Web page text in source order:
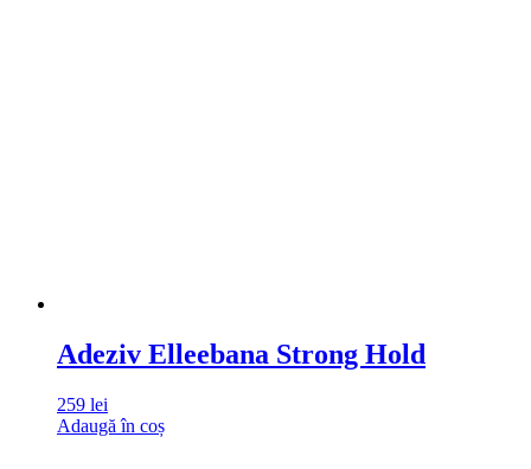
Adeziv Elleebana Strong Hold
259 lei
Adaugă în coș